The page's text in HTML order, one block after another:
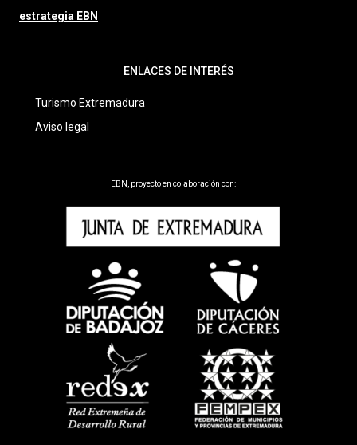
estrategia EBN
ENLACES DE INTERÉS
Turismo Extremadura
Aviso legal
EBN, proyecto en colaboración con: